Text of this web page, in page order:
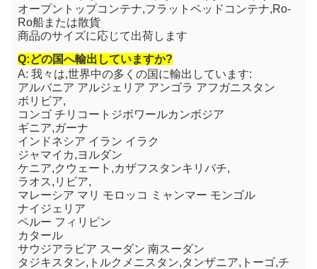
オープントップコンテナ,フラットベッドコンテナ,Ro-
Ro船または散貨
商品のサイズに応じて出荷します
Q:どの国へ輸出していますか?
A: 我々は,世界中の多くの国に輸出しています:
アルバニア アルジェリア アンゴラ アフガニスタン
ボリビア,
コンゴ チリ コートジボワールカンボジア
ギニア,ガーナ
インドネシア イラン イラク
ジャマイカ,ヨルダン
ケニア,クウェート,カザフスタンキリバチ,
ラオス,リビア,
マレーシア マリ モロッコ ミャンマー モンゴル
ナイジェリア
ペルー フィリピン
カタール
サウジアラビア スーダン 南スーダン
タジキスタン,トルクメニスタン,タンザニア,トーゴ,チ